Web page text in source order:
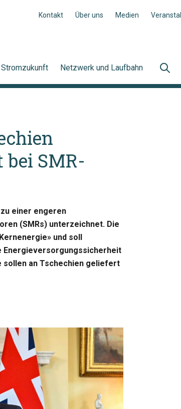
Kontakt Über uns Medien
Stromzukunft Netzwerk und Laufbahn
SMR-
einer engeren
(SMRs) unterzeichnet. Die
und soll
Energieversorgungssicherheit
sollen an Tschechien geliefert